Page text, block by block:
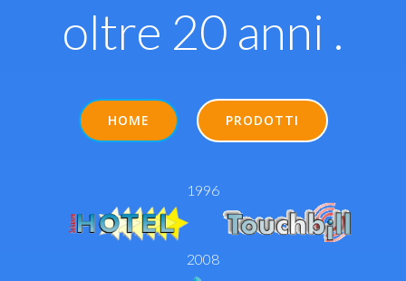
oltre 20 anni .
HOME PRODOTTI
1996
2008